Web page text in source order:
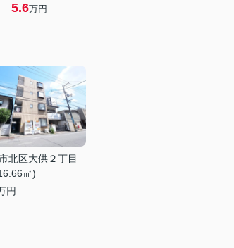
5.6万円
北区大供２丁目
㎡)
円